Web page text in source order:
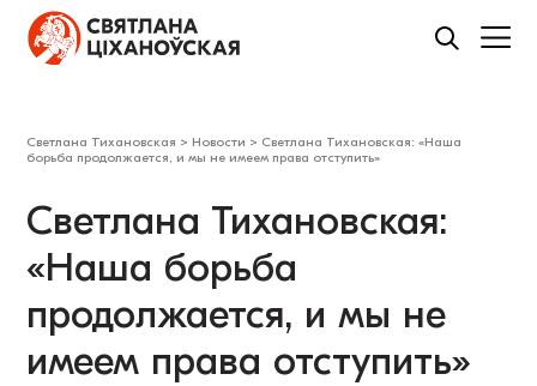
Светлана Тихановская > Новости > Светлана Тихановская: «Наша
борьба продолжается, и мы не имеем права отступить»
Светлана Тихановская:
«Наша борьба
продолжается, и мы не
имеем права отступить»